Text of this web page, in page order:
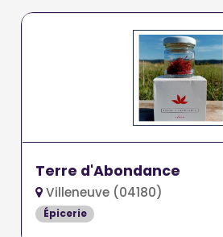
Terre d'Abondance
Villeneuve (04180)
Épicerie